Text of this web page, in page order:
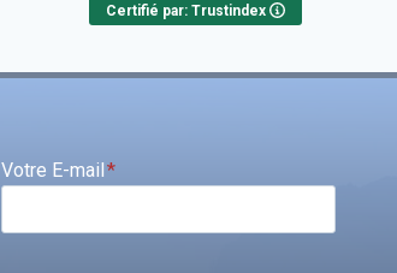
Certifié par: Trustindex
Votre E-mail*